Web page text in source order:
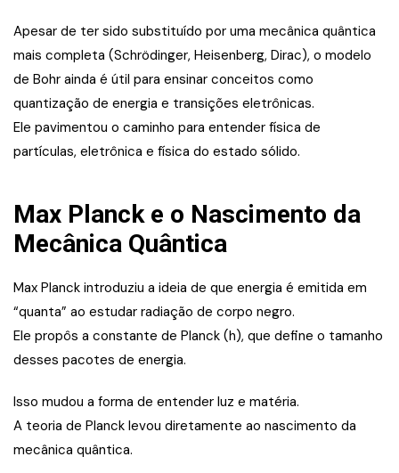
Apesar de ter sido substituído por uma mecânica quântica
mais completa (Schrödinger, Heisenberg, Dirac), o modelo
de Bohr ainda é útil para ensinar conceitos como
quantização de energia e transições eletrônicas.
Ele pavimentou o caminho para entender física de
partículas, eletrônica e física do estado sólido.
Max Planck e o Nascimento da
Mecânica Quântica
Max Planck introduziu a ideia de que energia é emitida em
“quanta” ao estudar radiação de corpo negro.
Ele propôs a constante de Planck (h), que define o tamanho
desses pacotes de energia.
Isso mudou a forma de entender luz e matéria.
A teoria de Planck levou diretamente ao nascimento da
mecânica quântica.